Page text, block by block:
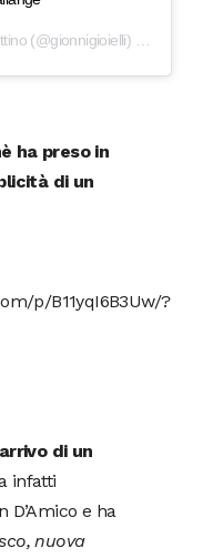
(@gionnigioielli) on
ha preso in
di un
p/B11yqI6B3Uw/?
di un
infatti
D’Amico e ha
nuova